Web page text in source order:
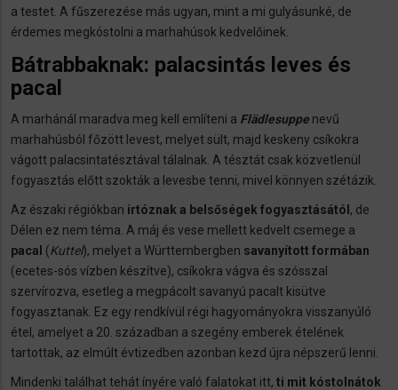
a testet. A fűszerezése más ugyan, mint a mi gulyásunké, de
érdemes megkóstolni a marhahúsok kedvelőinek.
Bátrabbaknak: palacsintás leves és
pacal
A marhánál maradva meg kell említeni a Flädlesuppe nevű
marhahúsból főzött levest, melyet sült, majd keskeny csíkokra
vágott palacsintatésztával tálalnak. A tésztát csak közvetlenül
fogyasztás előtt szokták a levesbe tenni, mivel könnyen szétázik.
Az északi régiókban irtóznak a belsőségek fogyasztásától , de
Délen ez nem téma. A máj és vese mellett kedvelt csemege a
pacal (Kuttel), melyet a Württembergben savanyított formában
(ecetes-sós vízben készítve), csíkokra vágva és szósszal
szervírozva, esetleg a megpácolt savanyú pacalt kisütve
fogyasztanak. Ez egy rendkívül régi hagyományokra visszanyúló
étel, amelyet a 20. században a szegény emberek ételének
tartottak, az elmúlt évtizedben azonban kezd újra népszerű lenni.
Mindenki találhat tehát ínyére való falatokat itt, ti mit kóstolnátok